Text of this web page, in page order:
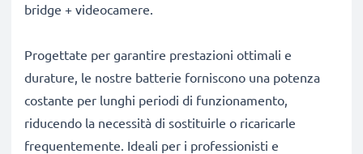
bridge + videocamere.
Progettate per garantire prestazioni ottimali e
durature, le nostre batterie forniscono una potenza
costante per lunghi periodi di funzionamento,
riducendo la necessità di sostituirle o ricaricarle
frequentemente. Ideali per i professionisti e